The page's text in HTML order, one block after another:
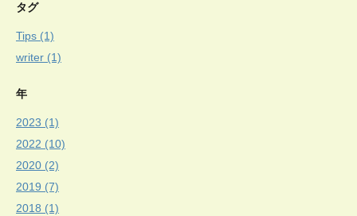
タグ
Tips (1)
writer (1)
年
2023 (1)
2022 (10)
2020 (2)
2019 (7)
2018 (1)